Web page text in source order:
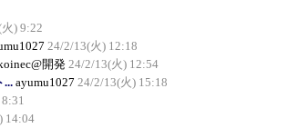
) 9:22
24/2/13(火) 12:18
開発 24/2/13(火) 12:54
... ayumu1027 24/2/13(火) 15:18
14:04